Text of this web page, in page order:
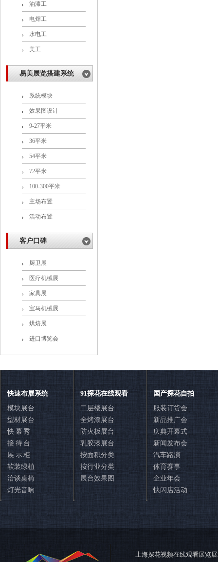
油漆工
电焊工
水电工
美工
易美展览搭建系统
系统模块
效果图设计
9-27平米
36平米
54平米
72平米
100-300平米
主场布置
活动布置
客户口碑
厨卫展
医疗机械展
家具展
宝马机械展
烘焙展
进口博览会
在线咨询
快速布展系统
模块展台
型材展台
快 幕 秀
接 待 台
展 示 柜
软装绿植
洽谈桌椅
灯光音响
91探花在线观看
二层楼展台
全烤漆展台
防火板展台
乳胶漆展台
按面积分类
按行业分类
展台效果图
国产探花自拍
服装订货会
新品推广会
庆典开幕式
新闻发布会
汽车路演
体育赛事
企业年会
快闪店活动
上海探花视频在线观看展览